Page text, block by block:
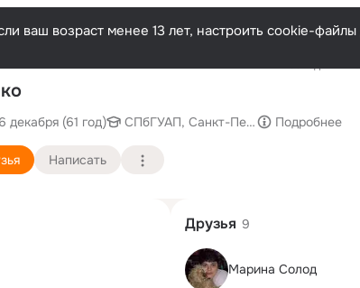
ваш возраст менее 13 лет, настроить cookie-
декабря (61 год) СПбГУАП, Санкт-Петербургский
Подробнее
Написать
Друзья 9
Марина Солод